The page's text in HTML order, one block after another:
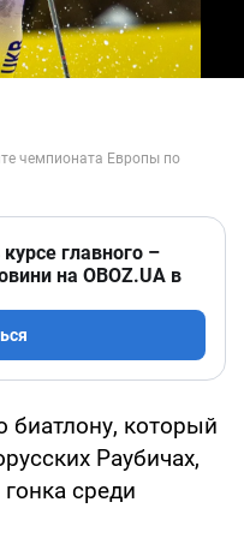
главного –
на OBOZ.UA в
который
Раубичах,
среди